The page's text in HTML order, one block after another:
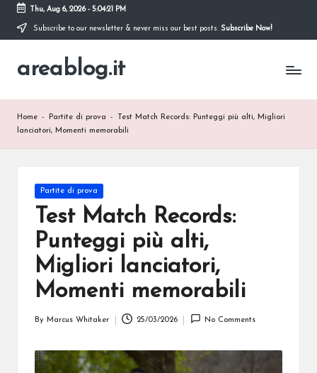
Skip
content
Thu, Aug 6, 2026- 5:04:22 PM
Subscribe to our newsletter & never miss our best posts. Subscribe Now!
areablog.it
Home - Partite di prova -
Test Match Records: Punteggi più alti, Migliori
lanciatori, Momenti memorabili
Posted
in
Partite di prova
Test Match Records:
Punteggi più alti,
Migliori lanciatori,
Momenti memorabili
By Marcus Whitaker 25/03/2026 No Comments